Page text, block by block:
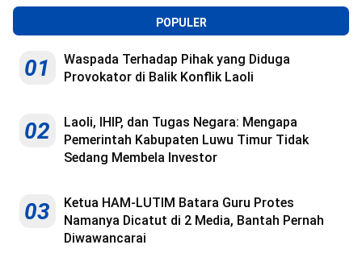
POPULER
01
Waspada Terhadap Pihak yang Diduga
Provokator di Balik Konflik Laoli
02
Laoli, IHIP, dan Tugas Negara: Mengapa
Pemerintah Kabupaten Luwu Timur Tidak
Sedang Membela Investor
03
Ketua HAM-LUTIM Batara Guru Protes
Namanya Dicatut di 2 Media, Bantah Pernah
Diwawancarai